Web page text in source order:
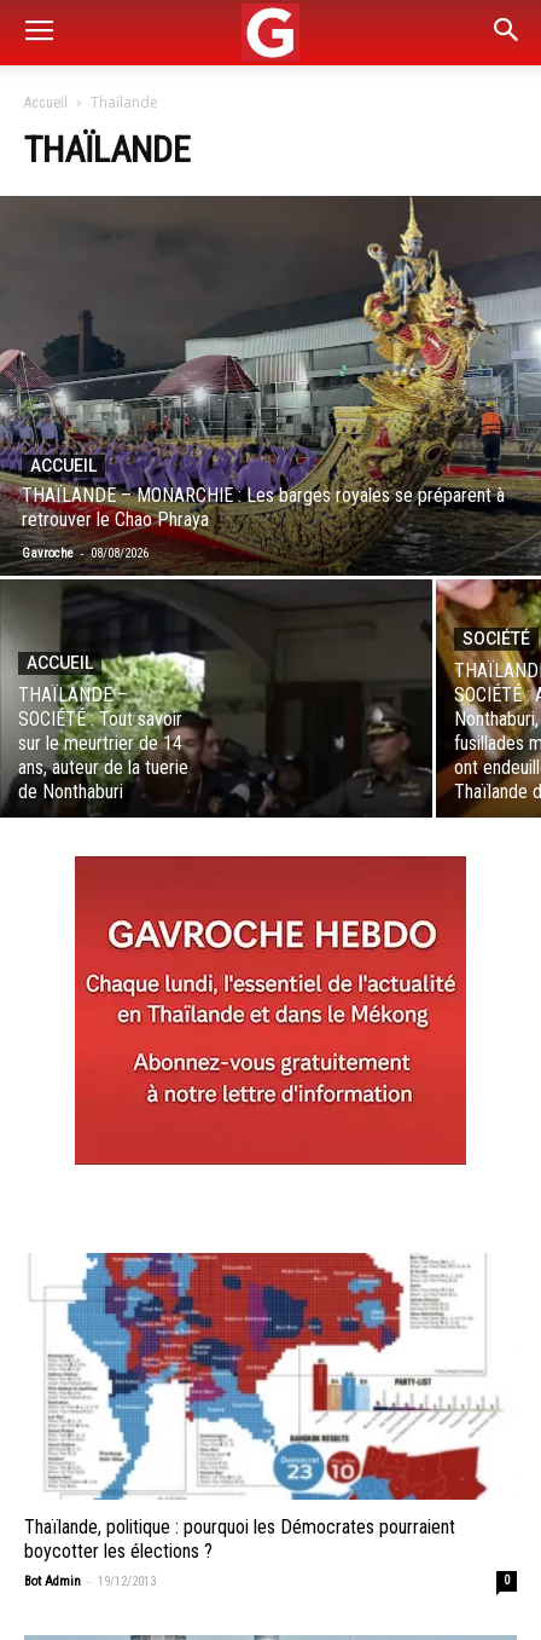
Accueil Thaïlande
THAÏLANDE
ACCUEIL
THAÏLANDE – MONARCHIE : Les barges royales se préparent à
retrouver le Chao Phraya
Gavroche - 08/08/2026
ACCUEIL
THAÏLANDE –
SOCIÉTÉ : Tout savoir
sur le meurtrier de 14
ans, auteur de la tuerie
de Nonthaburi
SOCIÉTÉ
SOCIÉTÉ :
fusillades
ont
Thaïlande
Thaïlande, politique : pourquoi les Démocrates pourraient
boycotter les élections ?
Bot Admin - 19/12/2013 0